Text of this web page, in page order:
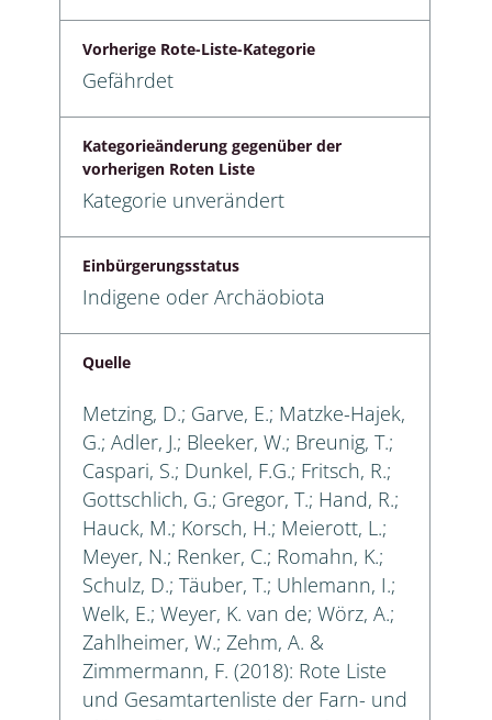
Vorherige Rote-Liste-Kategorie
Gefährdet
Kategorieänderung gegenüber der
vorherigen Roten Liste
Kategorie unverändert
Einbürgerungsstatus
Indigene oder Archäobiota
Quelle
Metzing, D.; Garve, E.; Matzke-Hajek,
G.; Adler, J.; Bleeker, W.; Breunig, T.;
Caspari, S.; Dunkel, F.G.; Fritsch, R.;
Gottschlich, G.; Gregor, T.; Hand, R.;
Hauck, M.; Korsch, H.; Meierott, L.;
Meyer, N.; Renker, C.; Romahn, K.;
Schulz, D.; Täuber, T.; Uhlemann, I.;
Welk, E.; Weyer, K. van de; Wörz, A.;
Zahlheimer, W.; Zehm, A. &
Zimmermann, F. (2018): Rote Liste
und Gesamtartenliste der Farn- und